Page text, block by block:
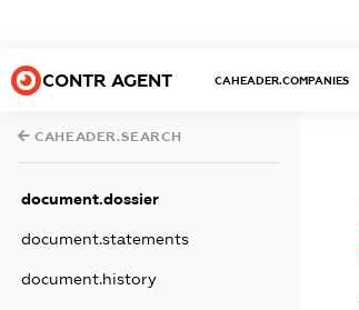
CONTR AGENT CAHEADER.COMPANIES
CAHEADER.SEARCH
document.dossier
document.statements
document.history